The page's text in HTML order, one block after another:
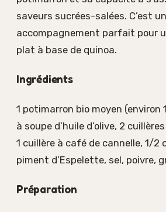
saveurs sucrées-salées. C’est un
accompagnement parfait pour
plat à base de quinoa.
Ingrédients
1 potimarron bio moyen (environ
à soupe d’huile d’olive, 2
1 cuillère à café de cannelle, 1/2
piment d’Espelette, sel, poivre,
Préparation